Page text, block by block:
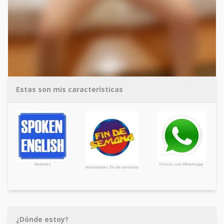
Estas son mis características
Idiomas
Actividades fin de semana
Chicas con Whatsapp
¿Dónde estoy?